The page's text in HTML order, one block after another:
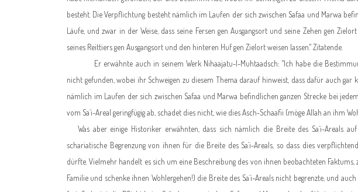
besteht. Die Verpflichtung besteht nämlich im Laufen der sich zwischen Safaa und Marwa
Läufe, und zwar in der Weise, dass seine Fersen gen Ausgangsort und seine Zehen gen
seines Reittiers gen Ausgangsort und den hinteren Huf gen Zielort weisen lassen." Zitatende.
Er erwähnte auch in seinem Werk Nihaajatu-l-Muhtaadsch: "Ich habe die
nicht gefunden, wobei ihr Schweigen zu diesem Thema darauf hinweist, dass dafür auch gar
nämlich im Laufen der sich zwischen Safaa und Marwa befindlichen ganzen Strecke bei
vom Sa´i-Areal geringfügig ab, schadet dies nicht, wie dies Asch-Schaafii (möge Allah an ihm
Was aber einige Historiker erwähnten, dass sich nämlich die Breite des Sa´i-Areals
schariatische Begrenzung von ihnen für die Breite des Sa´i-Areals, so dass dies
dürfte. Vielmehr handelt es sich um eine Beschreibung des von ihnen beobachteten
Familie und schenke ihnen Wohlergehen!) die Breite des Sa´i-Areals nicht begrenzte, und